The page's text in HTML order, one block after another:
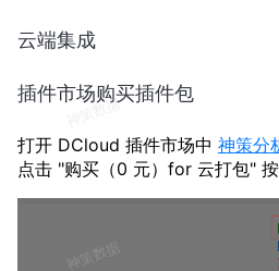
云端集成
插件市场购买插件包
打开 DCloud 插件市场中 神策分
点击 "购买（0 元）for 云打包"